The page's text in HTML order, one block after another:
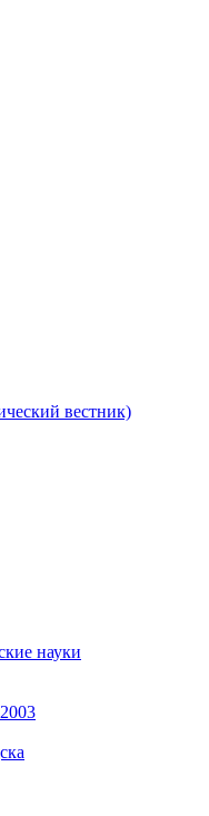
вестник)
науки